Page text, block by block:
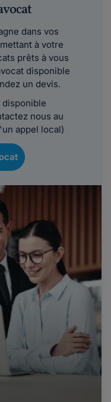
dans vos
à votre
prêts à vous
disponible
un devis.
disponible
nous au
appel local)